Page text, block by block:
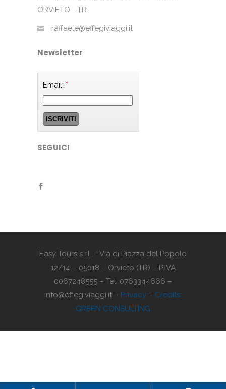
ORVIETO - TR
raffaele@effegiviaggi.it
Newsletter
Email: *
SEGUICI
Easy Tours s.r.l. – Via di Piazza del Popolo
12/14 – 05018 – Orvieto (TR) – P.IVA
0067248555 – Tel. 0763344666 –
info@effegiviaggi.it – Privacy – Credits:
GREEN CONSULTING